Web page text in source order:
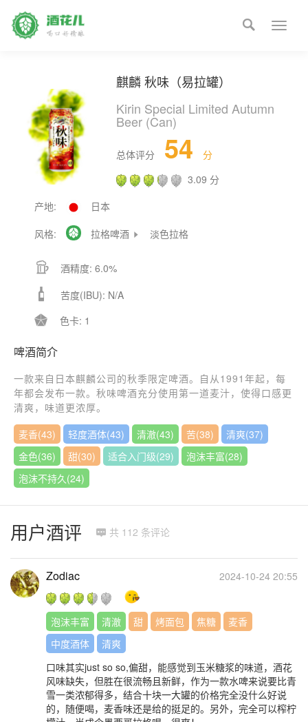
Toggle

麒麟 秋味（易拉罐）
Kirin Special Limited Autumn
Beer (Can)
总体评分 54
分
3.09 分
产地:
日本
风格:  拉格啤酒  淡色拉格
 酒精度: 6.0%
 苦度(IBU): N/A
 色卡: 1
啤酒简介
一款来自日本麒麟公司的秋季限定啤酒。自从1991年起，每
年都会发布一款。秋味啤酒充分使用第一道麦汁，使得口感更
清爽，味道更浓厚。
麦香(43)
轻度酒体(43) 清澈(43) 苦(38)
清爽(37)
金色(36)
甜(30) 适合入门级(29)
泡沫丰富(28)
泡沫不持久(24)
用户酒评  共 112 条评论
Zodiac 2024-10-24 20:55
泡沫丰富 清澈 甜 烤面包 焦糖
麦香
中度酒体
清爽
口味其实just so so,偏甜，能感觉到玉米糖浆的味道，酒花
风味缺失，但胜在很流畅且新鲜，作为一款水啤来说要比青
雪一类浓郁得多，结合十块一大罐的价格完全没什么好说
的，随便喝，麦香味还是给的挺足的。另外，完全可以榨柠